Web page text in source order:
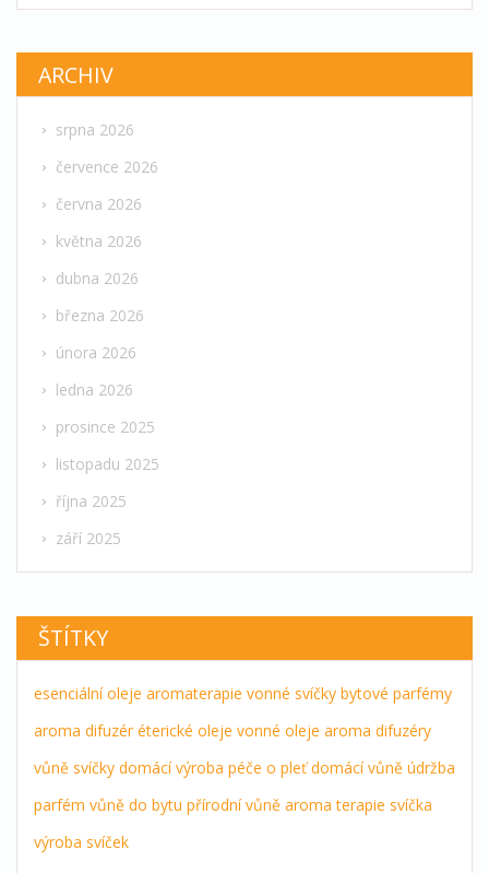
ARCHIV
srpna 2026
července 2026
června 2026
května 2026
dubna 2026
března 2026
února 2026
ledna 2026
prosince 2025
listopadu 2025
října 2025
září 2025
ŠTÍTKY
esenciální oleje aromaterapie vonné svíčky bytové parfémy
aroma difuzér éterické oleje vonné oleje aroma difuzéry
vůně svíčky domácí výroba péče o pleť domácí vůně údržba
parfém vůně do bytu přírodní vůně aroma terapie svíčka
výroba svíček